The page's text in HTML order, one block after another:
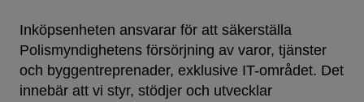
Inköpsenheten ansvarar för att säkerställa
Polismyndighetens försörjning av varor, tjänster
och byggentreprenader, exklusive IT-området. Det
innebär att vi styr, stödjer och utvecklar